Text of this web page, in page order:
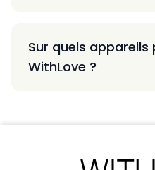
Sur quels
WithLove ?